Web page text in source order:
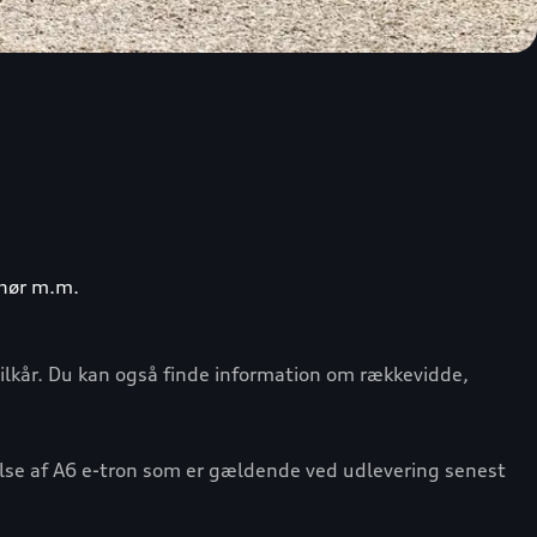
m.m.
Du kan også finde information om rækkevidde,
af A6 e-tron som er gældende ved udlevering senest